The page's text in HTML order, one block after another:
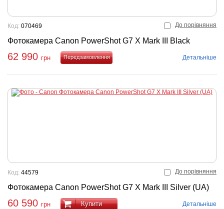
До порівняння
Фотокамера Canon PowerShot G7 X Mark III Black
Код: 070469
62 990 грн
Детальніше
До порівняння
Фотокамера Canon PowerShot G7 X Mark III Silver (UA)
Код: 44579
60 590 грн Купити Детальніше